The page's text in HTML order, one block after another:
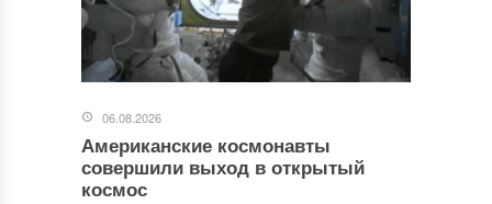
06.08.2026
Американские космонавты
совершили выход в открытый
космос